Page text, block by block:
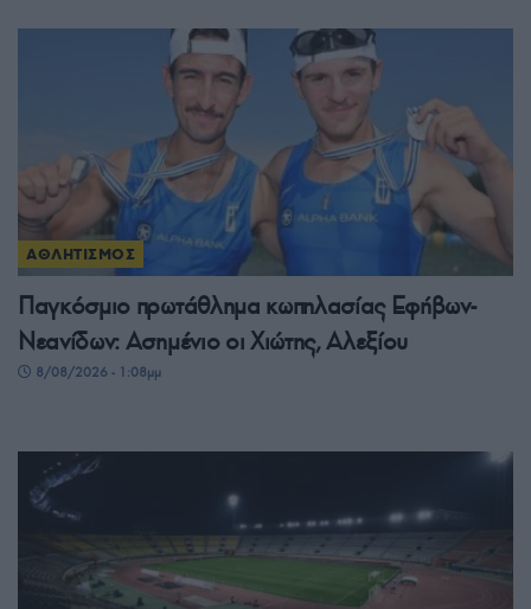
ΑΘΛΗΤΙΣΜΟΣ
Παγκόσμιο πρωτάθλημα κωπηλασίας Εφήβων-
Νεανίδων: Ασημένιο οι Χιώτης, Αλεξίου
8/08/2026 - 1:08μμ